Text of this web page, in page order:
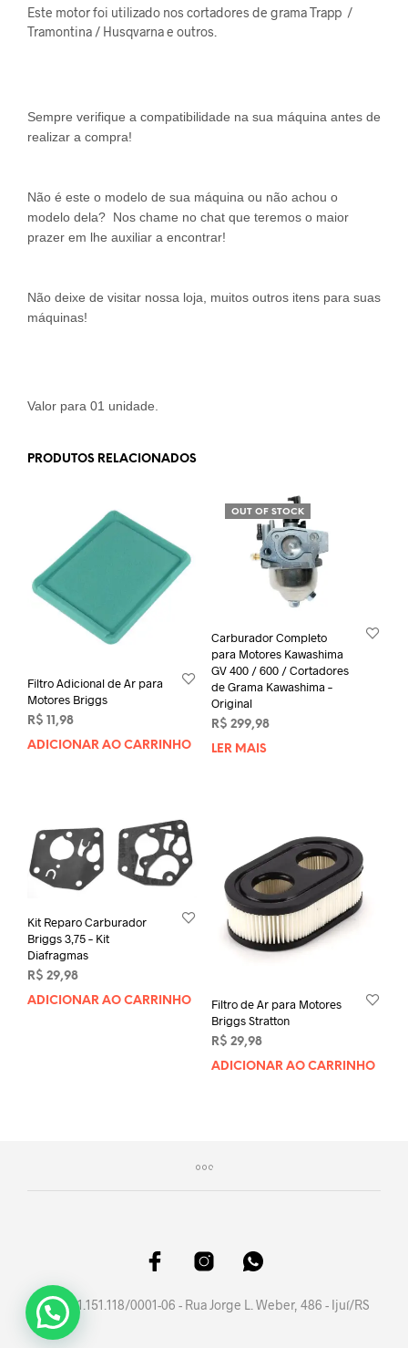
Este motor foi utilizado nos cortadores de grama Trapp /
Tramontina / Husqvarna e outros.
Sempre verifique a compatibilidade na sua máquina antes de
realizar a compra!
Não é este o modelo de sua máquina ou não achou o
modelo dela? Nos chame no chat que teremos o maior
prazer em lhe auxiliar a encontrar!
Não deixe de visitar nossa loja, muitos outros itens para suas
máquinas!
Valor para 01 unidade.
PRODUTOS RELACIONADOS
Filtro Adicional de Ar para
Motores Briggs
R$ 11,98
ADICIONAR AO CARRINHO
OUT OF STOCK
Carburador Completo
para Motores Kawashima
GV 400 / 600 / Cortadores
de Grama Kawashima –
Original
R$ 299,98
LER MAIS
Kit Reparo Carburador
Briggs 3,75 – Kit
Diafragmas
R$ 29,98
ADICIONAR AO CARRINHO
Filtro de Ar para Motores
Briggs Stratton
R$ 29,98
ADICIONAR AO CARRINHO
CNPJ 41.151.118/0001-06 - Rua Jorge L. Weber, 486 - Ijuí/RS